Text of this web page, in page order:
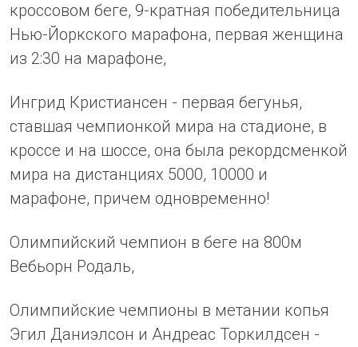
кроссовом беге, 9-кратная победительница
Нью-Йоркского марафона, первая женщина
из 2:30 на марафоне,
Ингрид Кристиансен - первая бегунья,
ставшая чемпионкой мира на стадионе, в
кроссе и на шоссе, она была рекордсменкой
мира на дистанциях 5000, 10000 и
марафоне, причем одновременно!
Олимпийский чемпион в беге на 800м
Вебьорн Родаль,
Олимпийские чемпионы в метании копья
Эгил Даниэлсон и Андреас Торкилдсен -